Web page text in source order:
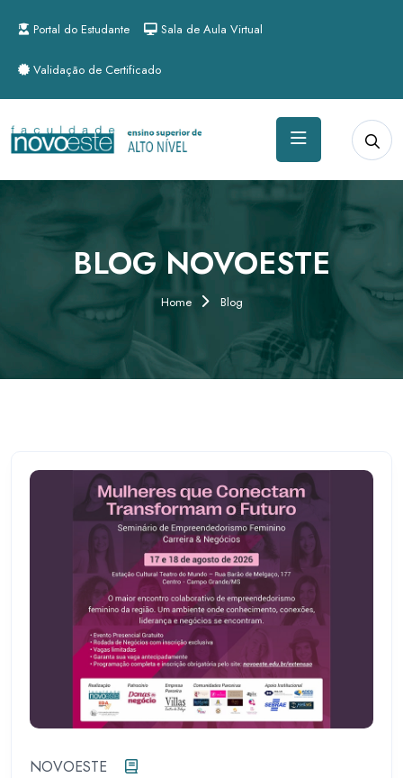
Portal do Estudante Sala de Aula Virtual
Validação de Certificado
BLOG NOVOESTE
Home Blog
NOVOESTE